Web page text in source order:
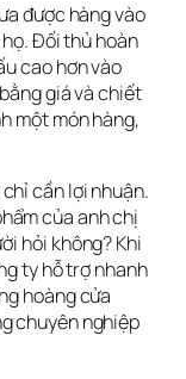
được hàng vào
Đối thủ hoàn
cao hơn vào
giá và chiết
một món hàng,
cần lợi nhuận.
của anh chị
hỏi không? Khi
ty hỗ trợ nhanh
hoàng cửa
chuyên nghiệp